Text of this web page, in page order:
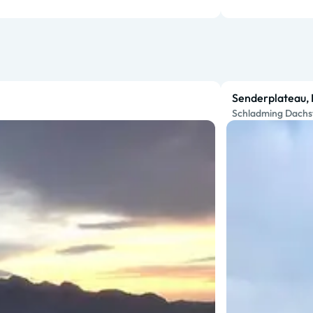
Senderplateau,
Schladming